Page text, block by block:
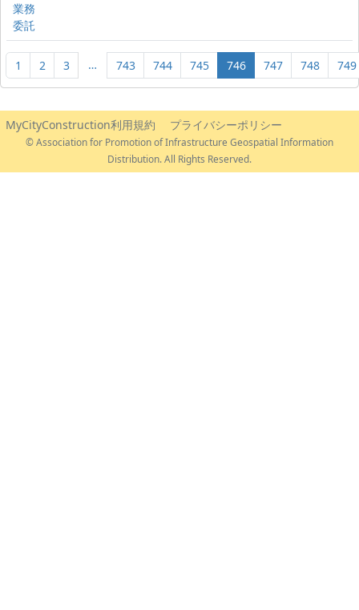
業務
委託
1 2 3 … 743 744 745 746 747 748 749
MyCityConstruction利用規約 プライバシーポリシー
© Association for Promotion of Infrastructure Geospatial Information
Distribution. All Rights Reserved.